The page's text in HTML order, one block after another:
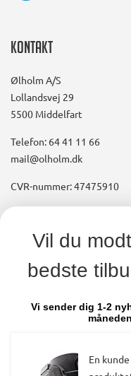
Kontakt
Ølholm A/S
Lollandsvej 29
5500 Middelfart
Telefon: 64 41 11 66
mail@olholm.dk
CVR-nummer: 47475910
Konto
Brugerkonto, startside
Skift adgangskodeEn
Vil du
bedste
Vi sender dig 1-2
par nye sko fra